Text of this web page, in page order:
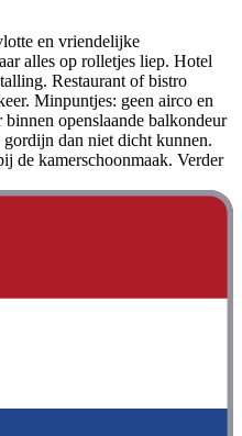
en vriendelijke
alles op rolletjes liep. Hotel
Restaurant of bistro
Minpuntjes: geen airco en
binnen openslaande balkondeur
dan niet dicht kunnen.
de kamerschoonmaak. Verder